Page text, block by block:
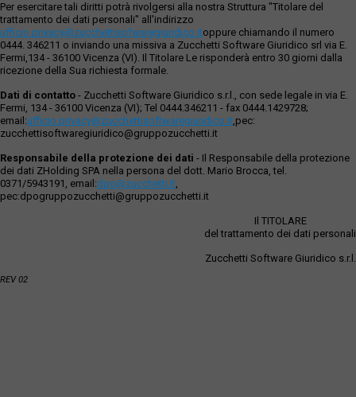
Per esercitare tali diritti potrà rivolgersi alla nostra Struttura "Titolare del
trattamento dei dati personali" all'indirizzo
ufficio.privacy@zucchettisofwaregiuridico.itoppure chiamando il numero
0444. 346211 o inviando una missiva a Zucchetti Software Giuridico srl via E.
Fermi,134 - 36100 Vicenza (VI). Il Titolare Le risponderà entro 30 giorni dalla
ricezione della Sua richiesta formale.
Dati di contatto - Zucchetti Software Giuridico s.r.l., con sede legale in via E.
Fermi, 134 - 36100 Vicenza (VI); Tel 0444.346211 - fax 0444.1429728;
email:ufficio.privacy@zucchettisoftwaregiuridico.it,pec:
zucchettisoftwaregiuridico@gruppozucchetti.it
Responsabile della protezione dei dati - Il Responsabile della protezione
dei dati ZHolding SPA nella persona del dott. Mario Brocca, tel.
0371/5943191, email:dpo@zucchetti.it,
pec:dpogruppozucchetti@gruppozucchetti.it
Il TITOLARE
del trattamento dei dati personali
Zucchetti Software Giuridico s.r.l.
REV 02